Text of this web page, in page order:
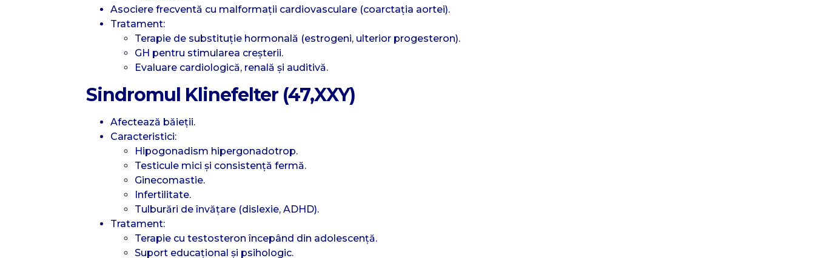
Asociere frecventă cu malformații cardiovasculare (coarctația aortei).
Tratament:
Terapie de substituție hormonală (estrogeni, ulterior progesteron).
GH pentru stimularea creșterii.
Evaluare cardiologică, renală și auditivă.
Sindromul Klinefelter (47,XXY)
Afectează băieții.
Caracteristici:
Hipogonadism hipergonadotrop.
Testicule mici și consistență fermă.
Ginecomastie.
Infertilitate.
Tulburări de învățare (dislexie, ADHD).
Tratament:
Terapie cu testosteron începând din adolescență.
Suport educațional și psihologic.